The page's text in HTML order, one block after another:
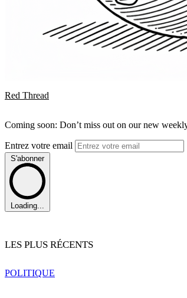
Red Thread
Coming soon: Don’t miss out on our new
Entrez votre email
S'abonner
Loading...
LES PLUS RÉCENTS
POLITIQUE